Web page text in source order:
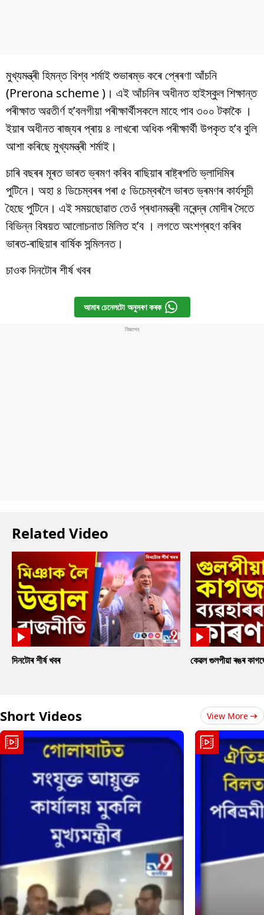
মুখ্যমন্ত্ৰী হিমন্ত বিশ্ব শৰ্মাই শুভাৰম্ভ কৰে প্ৰেৰণা আঁচনি
(Prerona scheme )। এই আঁচনিৰ অধীনত হাইস্কুল শিক্ষান্ত
পৰীক্ষাত অৱতীৰ্ণ হ’বলগীয়া পৰীক্ষাৰ্থীসকলে মাহে পাব ৩০০ টকাকৈ ।
ইয়াৰ অধীনত ৰাজ্যৰ প্ৰায় ৪ লাখৰো অধিক পৰীক্ষাৰ্থী উপকৃত হ’ব বুলি
আশা কৰিছে মুখ্যমন্ত্ৰী শৰ্মাই।
চাৰি বছৰৰ মূৰত ভাৰত ভ্ৰমণ কৰিব ৰাছিয়াৰ ৰাষ্ট্ৰপতি ভ্লাদিমিৰ
পুটিনে। অহা ৪ ডিচেম্বৰৰ পৰা ৫ ডিচেম্বৰলৈ ভাৰত ভ্ৰমণৰ কাৰ্যসূচী
হৈছে পুটিনে। এই সময়ছোৱাত তেওঁ প্ৰধানমন্ত্ৰী নৰেন্দ্ৰ মোদীৰ সৈতে
বিভিন্ন বিষয়ত আলোচনাত মিলিত হ’ব । লগতে অংশগ্ৰহণ কৰিব
ভাৰত-ৰাছিয়াৰ বাৰ্ষিক সন্মিলনত।
চাওক দিনটোৰ শীৰ্ষ খবৰ
আমাৰ চেনেলটো অনুসৰণ কৰক
Related Video
দিনটোৰ শীৰ্ষ খবৰ কেৱল গুলপীয়া ৰঙৰ
Short Videos View More